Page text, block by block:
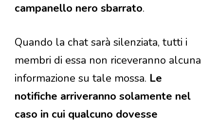
campanello nero sbarrato.
Quando la chat sarà silenziata, tutti i
membri di essa non riceveranno alcuna
informazione su tale mossa. Le
notifiche arriveranno solamente nel
caso in cui qualcuno dovesse